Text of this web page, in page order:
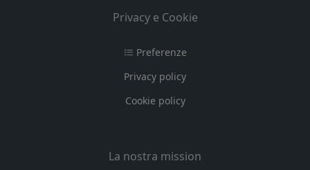
Privacy e Cookie
Preferenze
Privacy policy
Cookie policy
La nostra mission